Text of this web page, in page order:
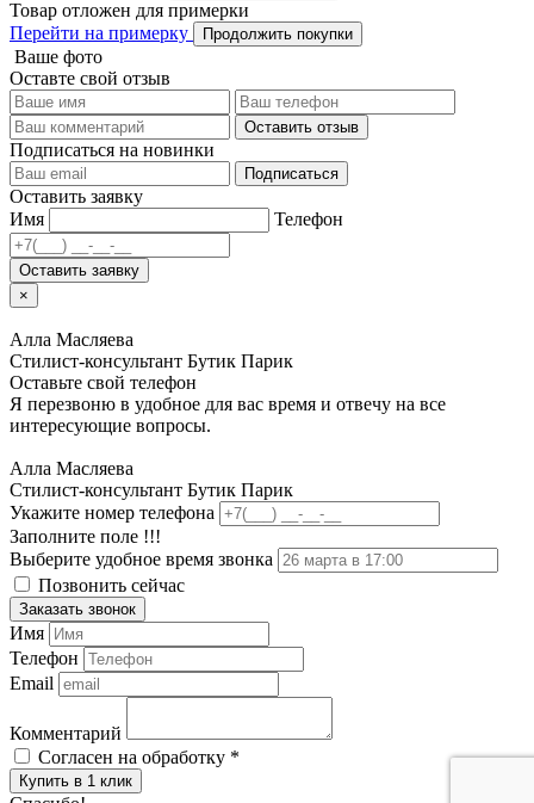
Товар отложен для примерки
Перейти на примерку
Продолжить покупки
Ваше фото
Оставте свой отзыв
Оставить отзыв
Подписаться на новинки
Подписаться
Оставить заявку
Имя
Телефон
Оставить заявку
×
Алла Масляева
Стилист-консультант Бутик Парик
Оставьте свой телефон
Я перезвоню в удобное для вас время и отвечу на все
интересующие вопросы.
Алла Масляева
Стилист-консультант Бутик Парик
Укажите номер телефона
Заполните поле !!!
Выберите удобное время звонка
Позвонить сейчас
Заказать звонок
Имя
Телефон
Email
Комментарий
Согласен на обработку *
Купить в 1 клик